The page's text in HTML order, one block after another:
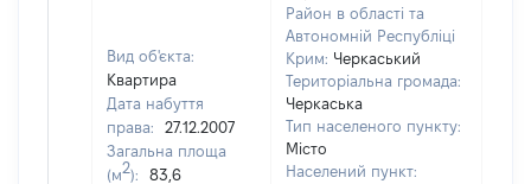
Вид об'єкта:
Квартира
Дата набуття
права:
27.12.2007
Загальна площа
(м2):
83,6
Район в області та
Автономній Республіці
Крим: Черкаський
Територіальна громада:
Черкаська
Тип населеного пункту:
Місто
Населений пункт: